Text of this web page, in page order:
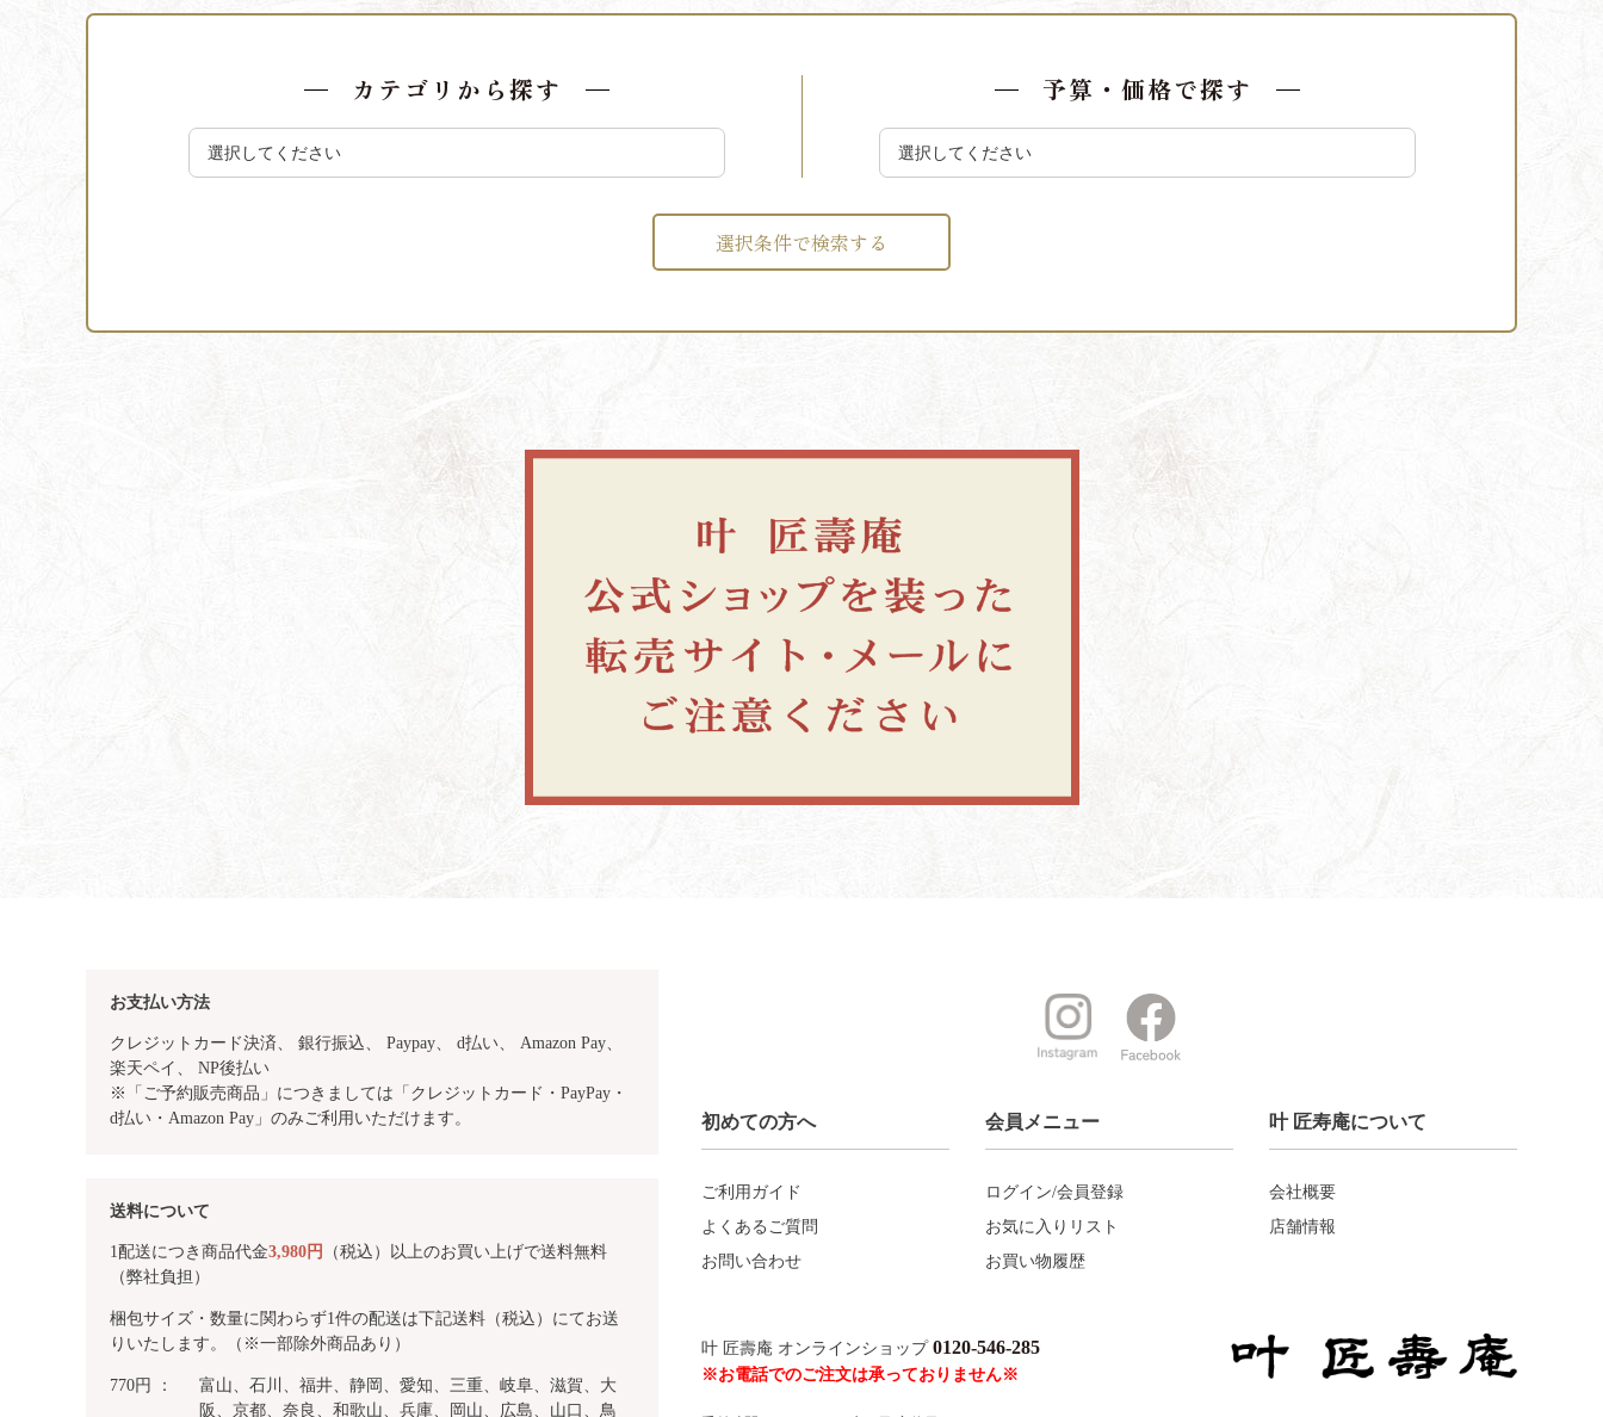
カテゴリから探す 予算・価格で探す
選択条件で検索する
お支払い方法
クレジットカード決済、 銀行振込、 Paypay、 d払い、 Amazon Pay、
楽天ペイ、 NP後払い
※「ご予約販売商品」につきましては「クレジットカード・PayPay・
d払い・Amazon Pay」のみご利用いただけます。
送料について
1配送につき商品代金3,980円
（税込）以上のお買い上げで送料無料
（弊社負担）
梱包サイズ・数量に関わらず1件の配送は下記送料（税込）にてお送
りいたします。（※一部除外商品あり）
770円 ：
富山、石川、福井、静岡、愛知、三重、岐阜、滋賀、大
阪、京都、奈良、和歌山、兵庫、岡山、広島、山口、鳥
初めての方へ
ご利用ガイド
よくあるご質問
お問い合わせ
会員メニュー
ログイン/会員登録
お気に入りリスト
お買い物履歴
叶 匠寿庵について
会社概要
店舗情報
叶 匠壽庵 オンラインショップ 0120-546-285
※お電話でのご注文は承っておりません※